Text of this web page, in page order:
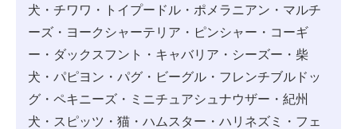
犬・チワワ・トイプードル・ポメラニアン・マルチ
ーズ・ヨークシャーテリア・ピンシャー・コーギ
ー・ダックスフント・キャバリア・シーズー・柴
犬・パピヨン・パグ・ビーグル・フレンチブルドッ
グ・ペキニーズ・ミニチュアシュナウザー・紀州
犬・スピッツ・猫・ハムスター・ハリネズミ・フェ